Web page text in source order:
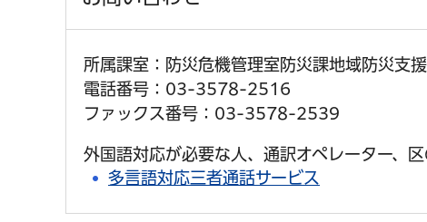
所属課室：防災危機管理室防災課地域防災支
電話番号：03-3578-2516
ファックス番号：03-3578-2539
外国語対応が必要な人、通訳オペレーター、
多言語対応三者通話サービス